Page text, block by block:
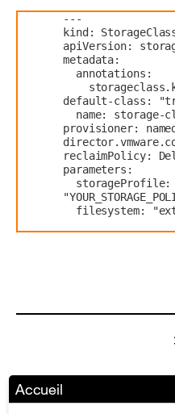
Accueil
---
kind:
apiVersion:
metadata:
  annotations:
default-class:
name: storage-
provisioner:
reclaimPolicy:
parameters:
filesystem: